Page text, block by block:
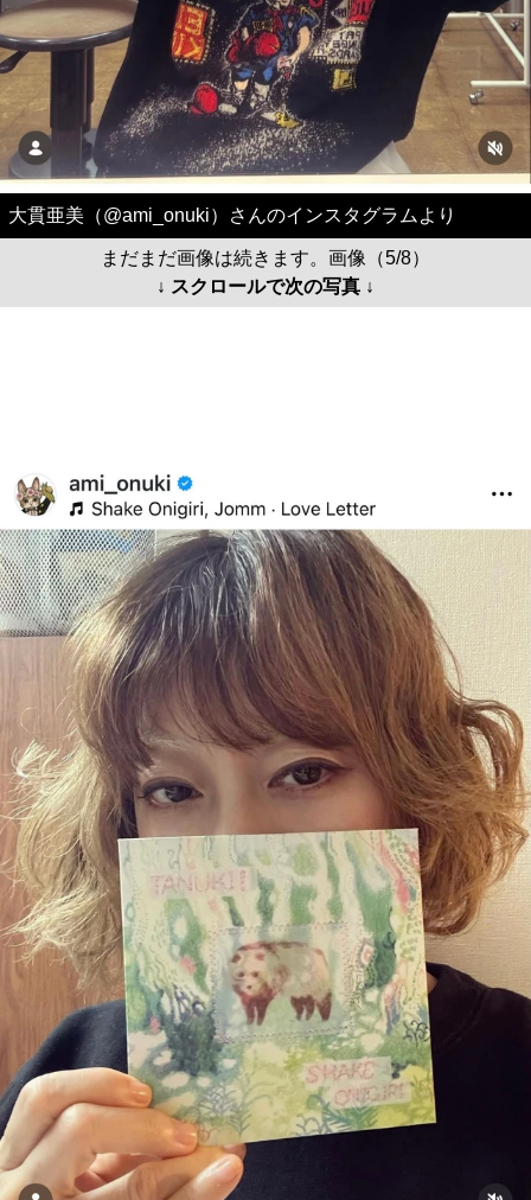
大貫亜美（@ami_onuki）さんのインスタグラムより
まだまだ画像は続きます。画像（5/8）
↓ スクロールで次の写真 ↓